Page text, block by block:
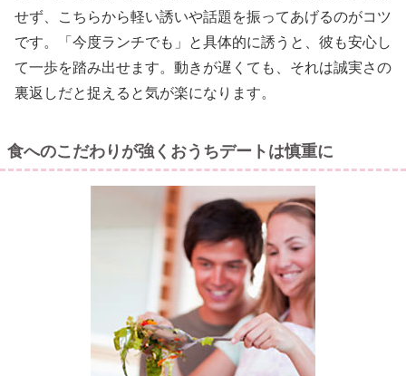
せず、こちらから軽い誘いや話題を振ってあげるのがコツ
です。「今度ランチでも」と具体的に誘うと、彼も安心し
て一歩を踏み出せます。動きが遅くても、それは誠実さの
裏返しだと捉えると気が楽になります。
食へのこだわりが強くおうちデートは慎重に